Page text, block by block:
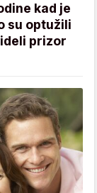
kad je
su optužili
prizor